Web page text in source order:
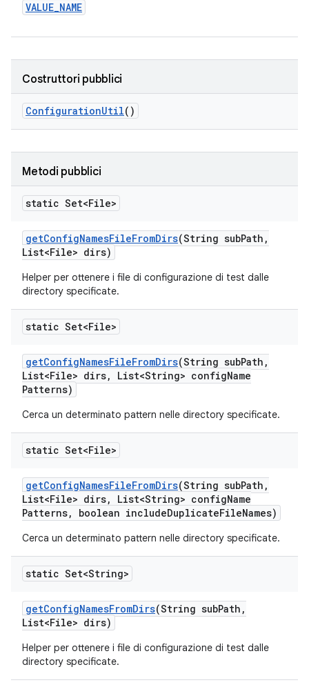
VALUE_NAME
Costruttori pubblici
ConfigurationUtil()
Metodi pubblici
static Set<File>
getConfigNamesFileFromDirs(String subPath ,
List<File> dirs)
Helper per ottenere i file di configurazione di test dalle
directory specificate.
static Set<File>
getConfigNamesFileFromDirs(String subPath ,
List<File> dirs, List<String> configName
Patterns)
Cerca un determinato pattern nelle directory specificate.
static Set<File>
getConfigNamesFileFromDirs(String subPath ,
List<File> dirs, List<String> configName
Patterns, boolean includeDuplicateFileNames)
Cerca un determinato pattern nelle directory specificate.
static Set<String>
getConfigNamesFromDirs(String subPath ,
List<File> dirs)
Helper per ottenere i file di configurazione di test dalle
directory specificate.